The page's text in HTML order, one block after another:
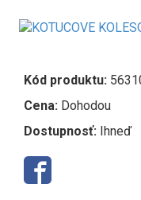
Kód produktu:
Cena: Dohodou
Dostupnosť: Ihneď